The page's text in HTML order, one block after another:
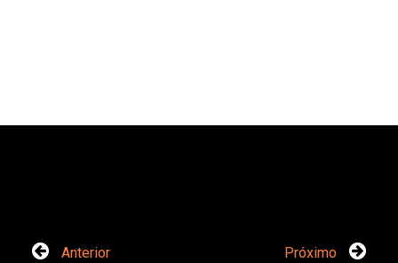
Anterior Próximo